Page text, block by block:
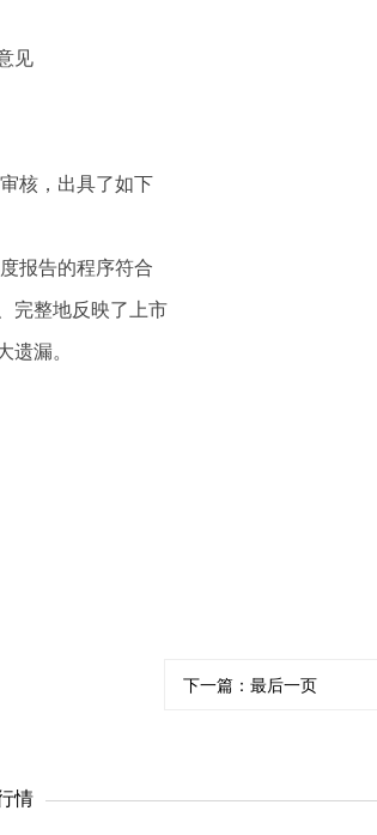
核，出具了如下
报告的程序符合
完整地反映了上市
漏。
下一篇： 最后一页
情